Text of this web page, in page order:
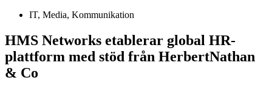
IT, Media, Kommunikation
HMS Networks etablerar global HR-
plattform med stöd från HerbertNathan
& Co